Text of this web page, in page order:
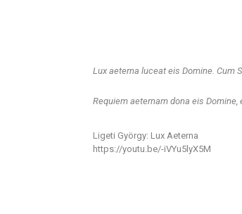
Lux aeterna luceat eis Domine. Cum
Requiem aeternam dona eis Domine,
Ligeti György: Lux Aeterna
https://youtu.be/-iVYu5lyX5M